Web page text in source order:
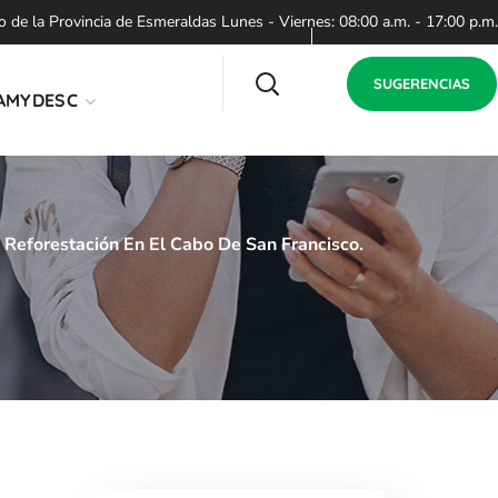
la Provincia de Esmeraldas Lunes - Viernes: 08:00 a.m. - 17:00 p.m.
SUGERENCIAS
En El Cabo De San Francisco.